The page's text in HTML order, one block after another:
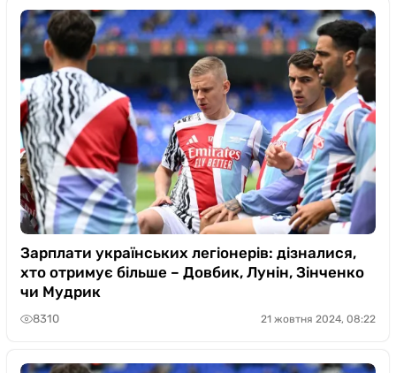
Зарплати українських легіонерів: дізналися,
хто отримує більше – Довбик, Лунін, Зінченко
чи Мудрик
8310 21 жовтня 2024, 08:22